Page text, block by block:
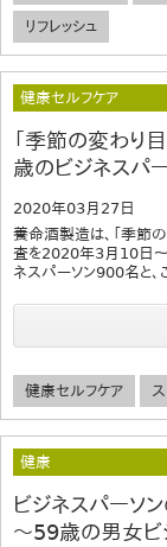
リフレッシュ
健康セルフケア
「季節の変わり
歳のビジネスパ
2020年03月27日
養命酒製造は、「季節
査を2020年3月10日
ネスパーソン900名と
健康セルフケア
健康
ビジネスパーソ
～59歳の男女ビ